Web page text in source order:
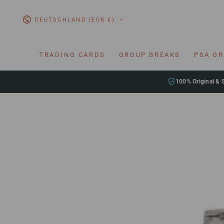
Land/Region
DEUTSCHLAND (EUR €)
TRADING CARDS GROUP BREAKS PSA
100% Original &